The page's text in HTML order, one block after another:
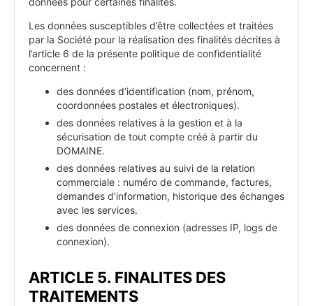
Les données susceptibles d’être collectées et traitées
par la Société pour la réalisation des finalités décrites à
l’article 6 de la présente politique de confidentialité
concernent :
des données d’identification (nom, prénom,
coordonnées postales et électroniques).
des données relatives à la gestion et à la
sécurisation de tout compte créé à partir du
DOMAINE.
des données relatives au suivi de la relation
commerciale : numéro de commande, factures,
demandes d’information, historique des échanges
avec les services.
des données de connexion (adresses IP, logs de
connexion).
ARTICLE 5. FINALITES DES
TRAITEMENTS